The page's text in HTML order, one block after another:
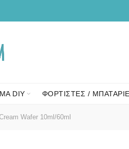
DIY ΦΟΡΤΙΣΤΕΣ /
Wafer 10ml/60ml